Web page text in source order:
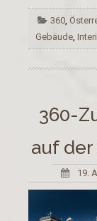
360,
Gebäude,
360-
auf
19.